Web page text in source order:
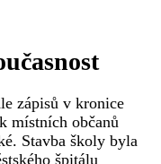
zápisů v kronice
místních občanů
Stavba školy byla
špitálu